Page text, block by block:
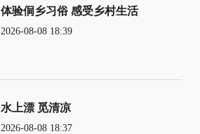
体验侗乡习俗 感受乡村生活
2026-08-08 18:39
水上漂 觅清凉
2026-08-08 18:37